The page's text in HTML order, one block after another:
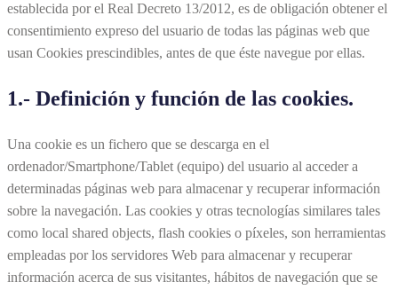
establecida por el Real Decreto 13/2012, es de obligación obtener el
consentimiento expreso del usuario de todas las páginas web que
usan Cookies prescindibles, antes de que éste navegue por ellas.
1.- Definición y función de las cookies.
Una cookie es un fichero que se descarga en el
ordenador/Smartphone/Tablet (equipo) del usuario al acceder a
determinadas páginas web para almacenar y recuperar información
sobre la navegación. Las cookies y otras tecnologías similares tales
como local shared objects, flash cookies o píxeles, son herramientas
empleadas por los servidores Web para almacenar y recuperar
información acerca de sus visitantes, hábitos de navegación que se